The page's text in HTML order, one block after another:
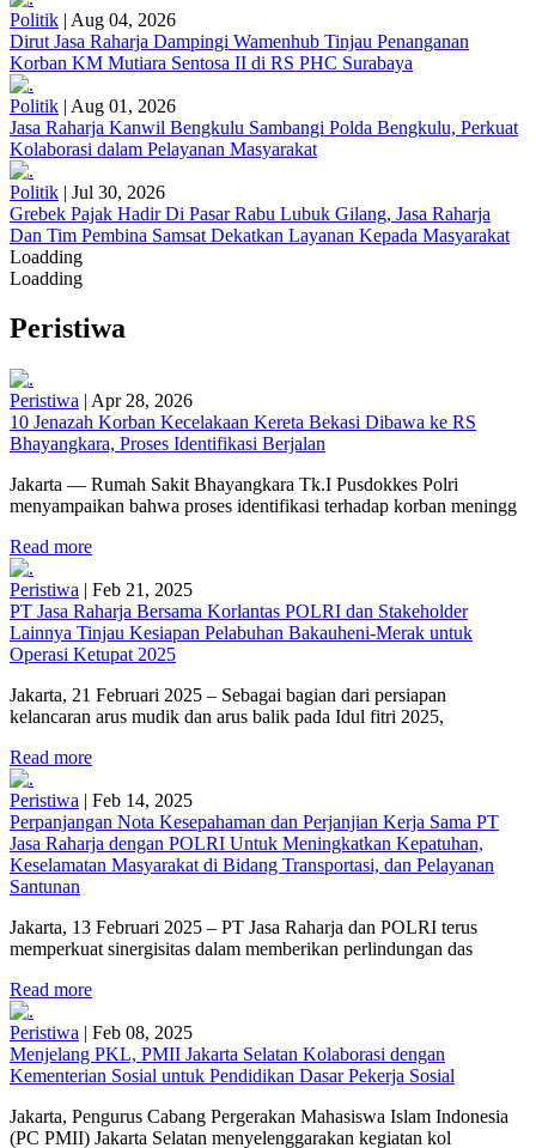
Politik | Aug 04, 2026
Dirut Jasa Raharja Dampingi Wamenhub Tinjau Penanganan
Korban KM Mutiara Sentosa II di RS PHC Surabaya
Politik | Aug 01, 2026
Jasa Raharja Kanwil Bengkulu Sambangi Polda Bengkulu, Perkuat
Kolaborasi dalam Pelayanan Masyarakat
Politik | Jul 30, 2026
Grebek Pajak Hadir Di Pasar Rabu Lubuk Gilang, Jasa Raharja
Dan Tim Pembina Samsat Dekatkan Layanan Kepada Masyarakat
Loadding
Loadding
Peristiwa
Peristiwa | Apr 28, 2026
10 Jenazah Korban Kecelakaan Kereta Bekasi Dibawa ke RS
Bhayangkara, Proses Identifikasi Berjalan
Jakarta — Rumah Sakit Bhayangkara Tk.I Pusdokkes Polri
menyampaikan bahwa proses identifikasi terhadap korban meningg
Read more
Peristiwa | Feb 21, 2025
PT Jasa Raharja Bersama Korlantas POLRI dan Stakeholder
Lainnya Tinjau Kesiapan Pelabuhan Bakauheni-Merak untuk
Operasi Ketupat 2025
Jakarta, 21 Februari 2025 – Sebagai bagian dari persiapan
kelancaran arus mudik dan arus balik pada Idul fitri 2025,
Read more
Peristiwa | Feb 14, 2025
Perpanjangan Nota Kesepahaman dan Perjanjian Kerja Sama PT
Jasa Raharja dengan POLRI Untuk Meningkatkan Kepatuhan,
Keselamatan Masyarakat di Bidang Transportasi, dan Pelayanan
Santunan
Jakarta, 13 Februari 2025 – PT Jasa Raharja dan POLRI terus
memperkuat sinergisitas dalam memberikan perlindungan das
Read more
Peristiwa | Feb 08, 2025
Menjelang PKL, PMII Jakarta Selatan Kolaborasi dengan
Kementerian Sosial untuk Pendidikan Dasar Pekerja Sosial
Jakarta, Pengurus Cabang Pergerakan Mahasiswa Islam Indonesia
(PC PMII) Jakarta Selatan menyelenggarakan kegiatan kol